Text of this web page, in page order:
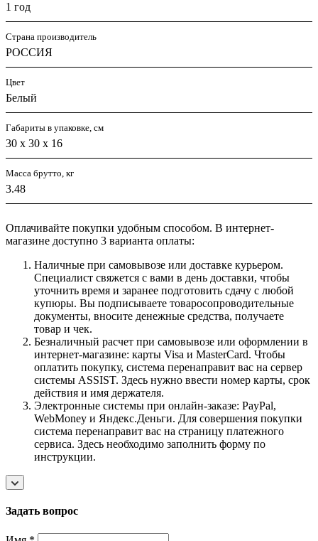
1 год
Страна производитель
РОССИЯ
Цвет
Белый
Габариты в упаковке, см
30 х 30 х 16
Масса брутто, кг
3.48
Оплачивайте покупки удобным способом. В интернет-
магазине доступно 3 варианта оплаты:
Наличные при самовывозе или доставке курьером.
Специалист свяжется с вами в день доставки, чтобы
уточнить время и заранее подготовить сдачу с любой
купюры. Вы подписываете товаросопроводительные
документы, вносите денежные средства, получаете
товар и чек.
Безналичный расчет при самовывозе или оформлении в
интернет-магазине: карты Visa и MasterCard. Чтобы
оплатить покупку, система перенаправит вас на сервер
системы ASSIST. Здесь нужно ввести номер карты, срок
действия и имя держателя.
Электронные системы при онлайн-заказе: PayPal,
WebMoney и Яндекс.Деньги. Для совершения покупки
система перенаправит вас на страницу платежного
сервиса. Здесь необходимо заполнить форму по
инструкции.
Задать вопрос